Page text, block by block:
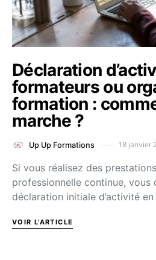
Déclaration
formateurs ou
formation :
marche ?
Up Up Formations 18 janvier
Si vous réalisez des
professionnelle continue, vous
déclaration initiale d’activité
VOIR L'ARTICLE